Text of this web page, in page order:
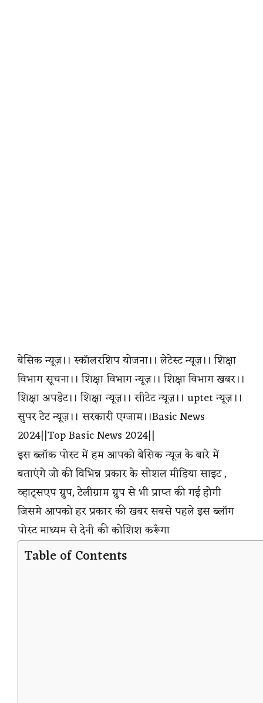
बेसिक न्यूज़।। स्कॉलरशिप योजना।। लेटेस्ट न्यूज़।। शिक्षा
विभाग सूचना।। शिक्षा विभाग न्यूज़।। शिक्षा विभाग खबर।।
शिक्षा अपडेट।। शिक्षा न्यूज़।। सीटेट न्यूज़।। uptet न्यूज़।।
सुपर टेट न्यूज़।। सरकारी एग्जाम।।Basic News
2024||Top Basic News 2024||
इस ब्लॉक पोस्ट में हम आपको बेसिक न्यूज के बारे में
बताएंगे जो की विभिन्न प्रकार के सोशल मीडिया साइट ,
व्हाट्सएप ग्रुप, टेलीग्राम ग्रुप से भी प्राप्त की गई होगी
जिसमे आपको हर प्रकार की खबर सबसे पहले इस ब्लॉग
पोस्ट माध्यम से देनी की कोशिश करूँगा
Table of Contents